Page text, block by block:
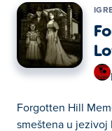
Forgotten Hill
smeštena u jezivoj